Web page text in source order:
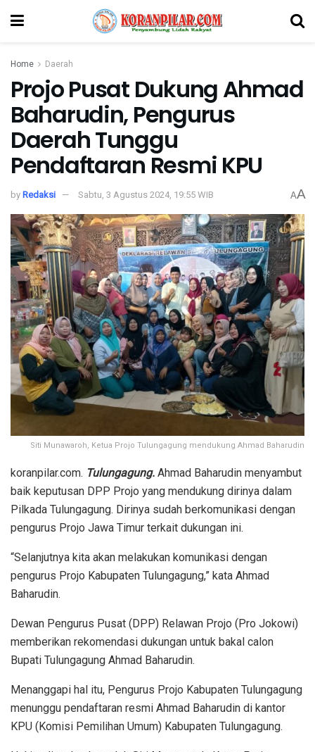
Home Daerah
Projo Pusat Dukung Ahmad
Baharudin, Pengurus
Daerah Tunggu
Pendaftaran Resmi KPU
by Redaksi Sabtu, 3 Agustus 2024, 19:55 WIB AA
Siti Munawaroh, Ketua Projo Tulungagung mendukung Ahmad Baharudin
koranpilar.com. Tulungagung. Ahmad Baharudin menyambut
baik keputusan DPP Projo yang mendukung dirinya dalam
Pilkada Tulungagung. Dirinya sudah berkomunikasi dengan
pengurus Projo Jawa Timur terkait dukungan ini.
“Selanjutnya kita akan melakukan komunikasi dengan
pengurus Projo Kabupaten Tulungagung,” kata Ahmad
Baharudin.
Dewan Pengurus Pusat (DPP) Relawan Projo (Pro Jokowi)
memberikan rekomendasi dukungan untuk bakal calon
Bupati Tulungagung Ahmad Baharudin.
Menanggapi hal itu, Pengurus Projo Kabupaten Tulungagung
menunggu pendaftaran resmi Ahmad Baharudin di kantor
KPU (Komisi Pemilihan Umum) Kabupaten Tulungagung.